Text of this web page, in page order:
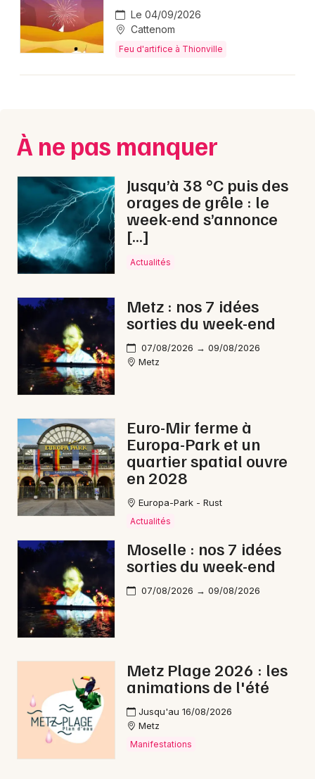
Newsletter des sorties
Artistes en tournée
Choisir mes départements
Mon email
Le 04/09/2026
Cattenom
Feu d'artifice à Thionville
À ne pas manquer
Jusqu’à 38 °C puis des
orages de grêle : le
week-end s’annonce
[…]
Actualités
Metz : nos 7 idées
sorties du week-end
07/08/2026 → 09/08/2026
Metz
Euro-Mir ferme à
Europa-Park et un
quartier spatial ouvre
en 2028
Europa-Park - Rust
Actualités
Moselle : nos 7 idées
sorties du week-end
07/08/2026 → 09/08/2026
Metz Plage 2026 : les
animations de l'été
Jusqu'au 16/08/2026
Metz
Manifestations